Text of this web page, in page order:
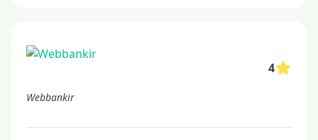
4
Webbankir